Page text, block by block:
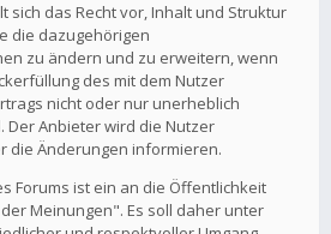
sich das Recht vor, Inhalt und Struktur
die dazugehörigen
zu ändern und zu erweitern, wenn
des mit dem Nutzer
nicht oder nur unerheblich
Der Anbieter wird die Nutzer
die Änderungen informieren.
Forums ist ein an die Öffentlichkeit
Meinungen". Es soll daher unter